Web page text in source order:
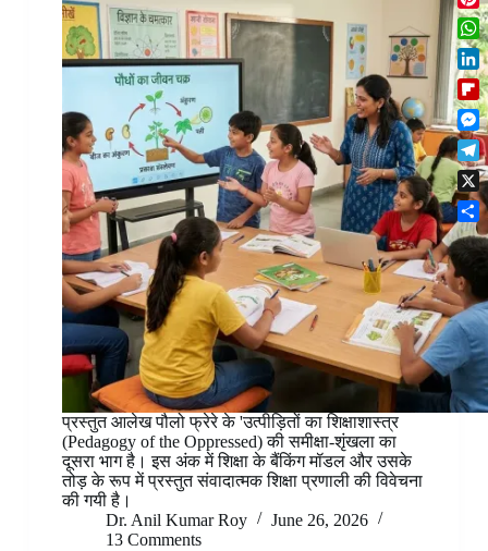
प्रस्तुत आलेख पौलो फ्रेरे के 'उत्पीड़ितों का शिक्षाशास्त्र
(Pedagogy of the Oppressed) की समीक्षा-शृंखला का
दूसरा भाग है। इस अंक में शिक्षा के बैंकिंग मॉडल और उसके
तोड़ के रूप में प्रस्तुत संवादात्मक शिक्षा प्रणाली की विवेचना
की गयी है।
Dr. Anil Kumar Roy
June 26, 2026
13 Comments
a
c
e
b
o
o
k
P
i
n
t
e
r
e
s
t
W
h
a
t
s
A
p
p
L
i
n
k
e
d
I
n
F
l
i
p
b
o
a
d
M
e
s
s
e
n
g
e
r
T
e
l
e
g
r
a
m
X
S
h
a
r
e